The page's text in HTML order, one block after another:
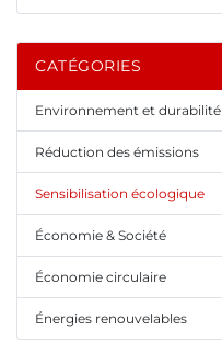
CATÉGORIES
Environnement et durabilité
Réduction des émissions
Sensibilisation écologique
Économie & Société
Économie circulaire
Énergies renouvelables